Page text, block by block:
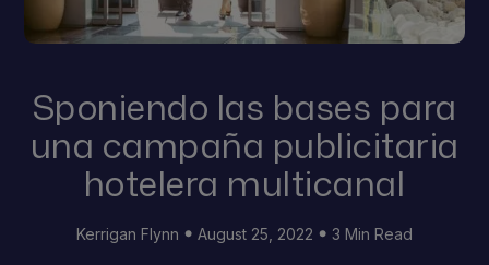
Sponiendo las bases para
una campaña publicitaria
hotelera multicanal
Kerrigan Flynn August 25, 2022 3 Min Read